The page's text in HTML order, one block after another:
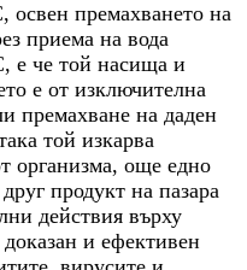
премахването на
приема на вода
е че той насища и
е от изключителна
премахване на даден
той изкарва
организма, още едно
продукт на пазара
действия върху
и ефективен